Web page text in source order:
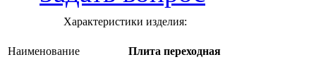
Характеристики изделия:
Наименование Плита переходная